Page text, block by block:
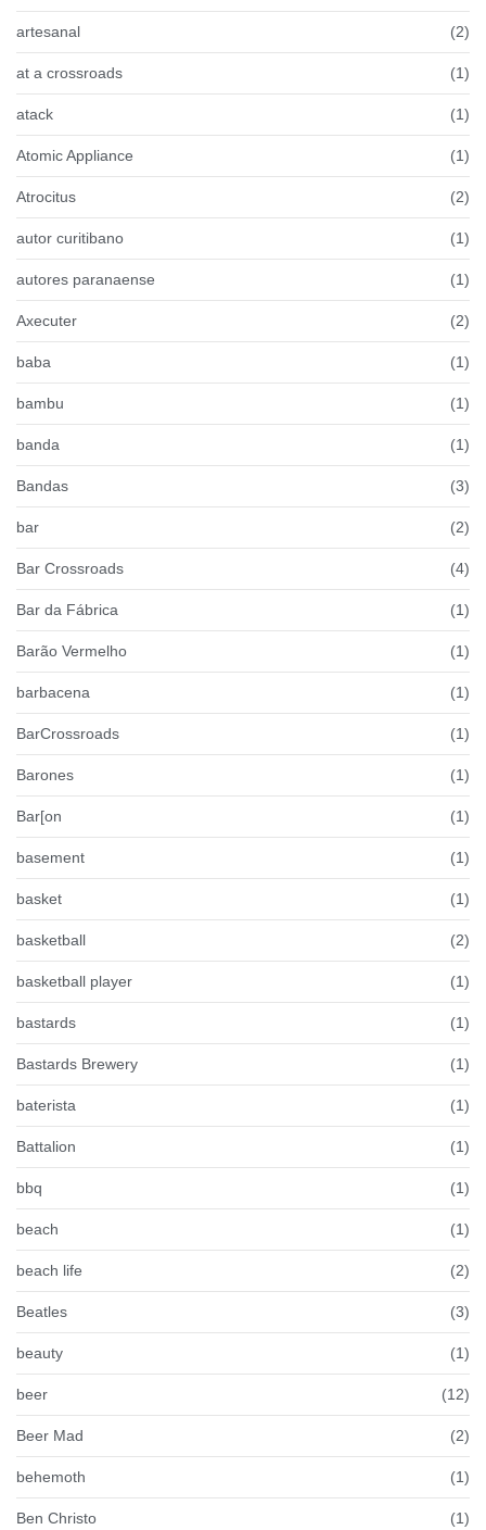
artesanal (2)
at a crossroads (1)
atack (1)
Atomic Appliance (1)
Atrocitus (2)
autor curitibano (1)
autores paranaense (1)
Axecuter (2)
baba (1)
bambu (1)
banda (1)
Bandas (3)
bar (2)
Bar Crossroads (4)
Bar da Fábrica (1)
Barão Vermelho (1)
barbacena (1)
BarCrossroads (1)
Barones (1)
Bar[on (1)
basement (1)
basket (1)
basketball (2)
basketball player (1)
bastards (1)
Bastards Brewery (1)
baterista (1)
Battalion (1)
bbq (1)
beach (1)
beach life (2)
Beatles (3)
beauty (1)
beer (12)
Beer Mad (2)
behemoth (1)
Ben Christo (1)